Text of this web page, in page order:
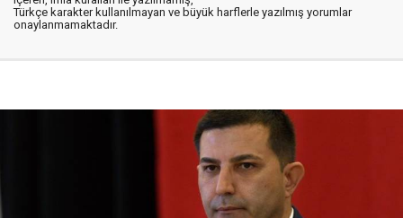
Türkçe karakter kullanılmayan ve büyük harflerle yazılmış yorumlar
onaylanmamaktadır.